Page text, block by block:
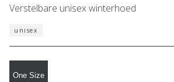
Verstelbare unisex winterhoed
unisex
One Size